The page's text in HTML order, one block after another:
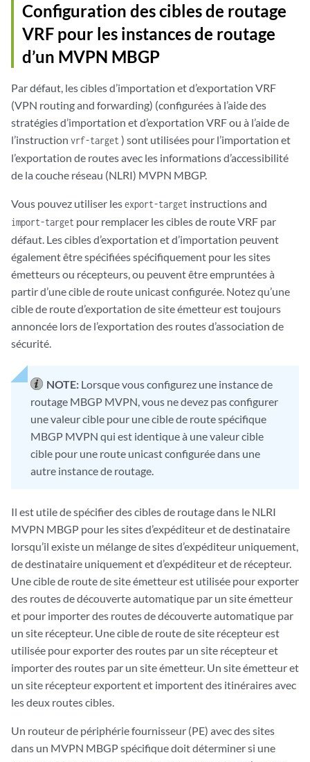
Configuration des cibles de routage
VRF pour les instances de routage
d’un MVPN MBGP
Par défaut, les cibles d’importation et d’exportation VRF
(VPN routing and forwarding) (configurées à l’aide des
stratégies d’importation et d’exportation VRF ou à l’aide de
l’instruction vrf-target) sont utilisées pour l’importation et
l’exportation de routes avec les informations d’accessibilité
de la couche réseau (NLRI) MVPN MBGP.
Vous pouvez utiliser lesexport-target instructions and
import-target pour remplacer les cibles de route VRF par
défaut. Les cibles d’exportation et d’importation peuvent
également être spécifiées spécifiquement pour les sites
émetteurs ou récepteurs, ou peuvent être empruntées à
partir d’une cible de route unicast configurée. Notez qu’une
cible de route d’exportation de site émetteur est toujours
annoncée lors de l’exportation des routes d’association de
sécurité.
NOTE: Lorsque vous configurez une instance de
routage MBGP MVPN, vous ne devez pas configurer
une valeur cible pour une cible de route spécifique
MBGP MVPN qui est identique à une valeur cible
cible pour une route unicast configurée dans une
autre instance de routage.
Il est utile de spécifier des cibles de routage dans le NLRI
MVPN MBGP pour les sites d’expéditeur et de destinataire
lorsqu’il existe un mélange de sites d’expéditeur uniquement,
de destinataire uniquement et d’expéditeur et de récepteur.
Une cible de route de site émetteur est utilisée pour exporter
des routes de découverte automatique par un site émetteur
et pour importer des routes de découverte automatique par
un site récepteur. Une cible de route de site récepteur est
utilisée pour exporter des routes par un site récepteur et
importer des routes par un site émetteur. Un site émetteur et
un site récepteur exportent et importent des itinéraires avec
les deux routes cibles.
Un routeur de périphérie fournisseur (PE) avec des sites
dans un MVPN MBGP spécifique doit déterminer si une